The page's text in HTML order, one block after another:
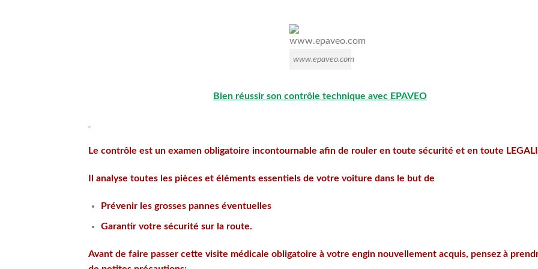
www.epaveo.com
Bien réussir son contrôle technique avec EPAVEO
Le contrôle est un examen obligatoire incontournable afin de rouler en toute sécurité et en toute
Il analyse toutes les pièces et éléments essentiels de votre voiture dans le but de
Prévenir les grosses pannes éventuelles
Garantir votre sécurité sur la route.
Avant de faire passer cette visite médicale obligatoire à votre engin nouvellement acquis, pensez à